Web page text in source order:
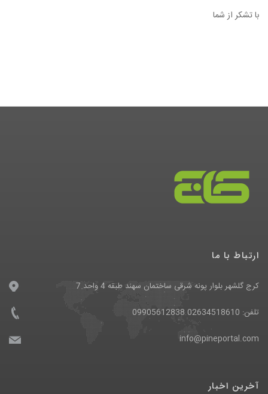
با تشکر از شما
ارتباط با ما
کرج گلشهر بلوار پونه شرقی ساختمان سهند طبقه 4 واحد 7
تلفن: 02634518610 09905612838
info@pineportal.com
آخرین اخبار